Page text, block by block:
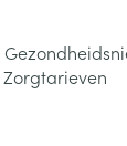
Zorgtarieven